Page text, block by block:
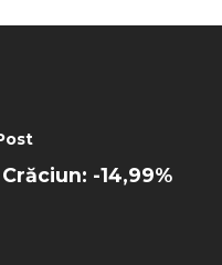
-14,99%